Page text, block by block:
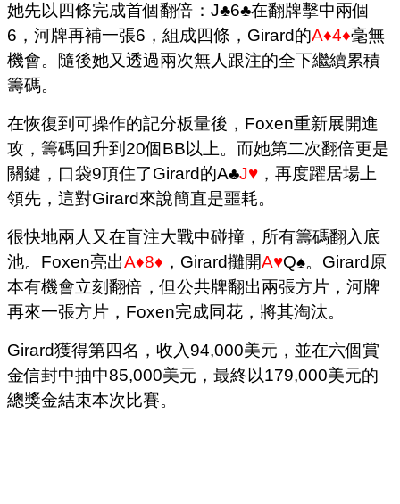
她先以四條完成首個翻倍：J♣6♣在翻牌擊中兩個
6，河牌再補一張6，組成四條，Girard的A♦4♦毫無
機會。隨後她又透過兩次無人跟注的全下繼續累積
籌碼。
在恢復到可操作的記分板量後，Foxen重新展開進
攻，籌碼回升到20個BB以上。而她第二次翻倍更是
關鍵，口袋9頂住了Girard的A♣J♥ ，再度躍居場上
領先，這對Girard來說簡直是噩耗。
很快地兩人又在盲注大戰中碰撞，所有籌碼翻入底
池。Foxen亮出A♦8♦ ，Girard攤開A♥Q♠。Girard原
本有機會立刻翻倍，但公共牌翻出兩張方片，河牌
再來一張方片，Foxen完成同花，將其淘汰。
Girard獲得第四名，收入94,000美元，並在六個賞
金信封中抽中85,000美元，最終以179,000美元的
總獎金結束本次比賽。